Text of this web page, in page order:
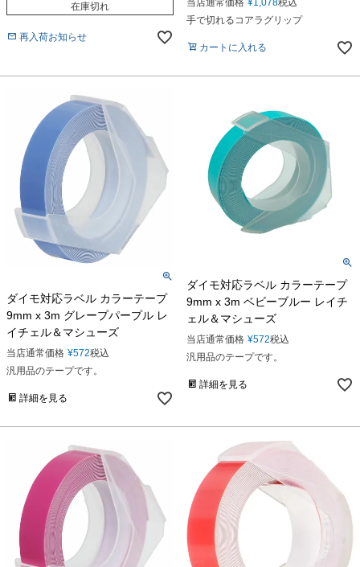
在庫切れ
再入荷お知らせ
当店通常価格 ¥1,078税込
手で切れるコアラグリップ
カートに入れる
ダイモ対応ラベル カラーテープ
9mm x 3m グレープパープル レ
イチェル＆マシューズ
当店通常価格 ¥572税込
汎用品のテープです。
詳細を見る
ダイモ対応ラベル カラーテープ
9mm x 3m ベビーブルー レイチ
ェル＆マシューズ
当店通常価格 ¥572税込
汎用品のテープです。
詳細を見る